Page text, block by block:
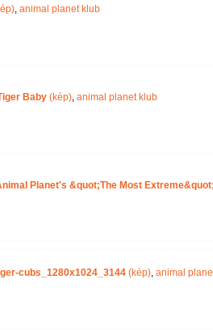
, animal planet klub
Baby (kép), animal planet klub
Planet's &quot;The Most
cubs_1280x1024_3144 (kép), animal